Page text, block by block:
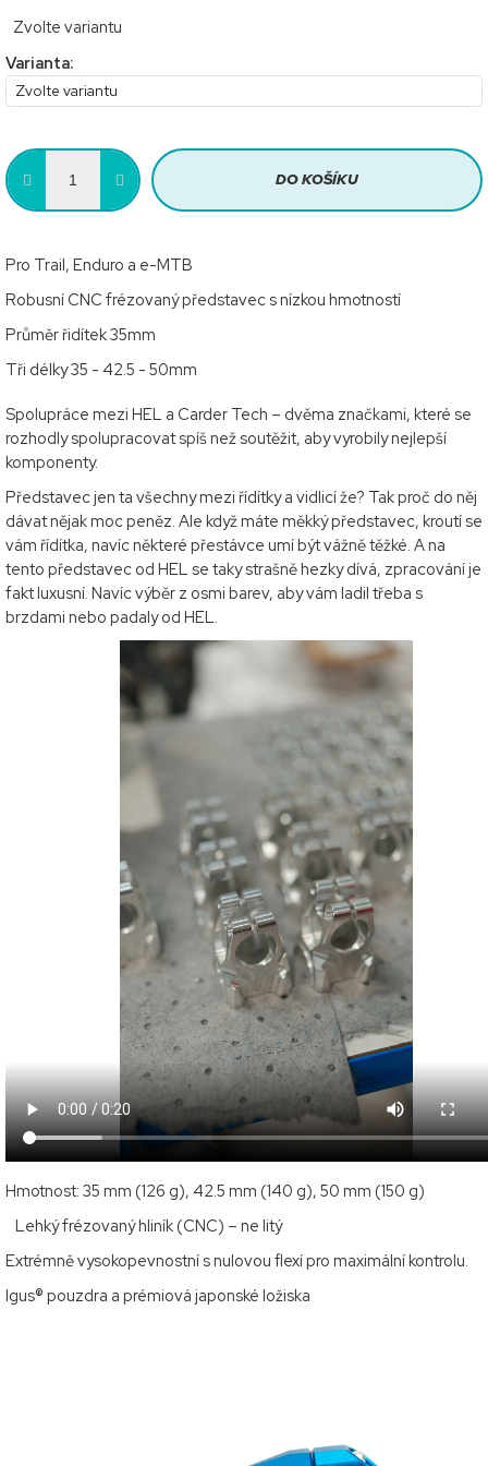
cena:
Zvolte variantu
Varianta:
DO KOŠÍKU
Pro Trail, Enduro a e-MTB
Robusní CNC frézovaný představec s nízkou hmotností
Průměr řidítek 35mm
Tři délky 35 - 42.5 - 50mm
Spolupráce mezi HEL a Carder Tech – dvěma značkami, které se
rozhodly spolupracovat spíš než soutěžit, aby vyrobily nejlepší
komponenty.
Představec jen ta všechny mezi řídítky a vidlicí že? Tak proč do něj
dávat nějak moc peněz. Ale když máte měkký představec, kroutí se
vám řídítka, navíc některé přestávce umí být vážně těžké. A na
tento představec od HEL se taky strašně hezky dívá, zpracování je
fakt luxusní. Navíc výběr z osmi barev, aby vám ladil třeba s
brzdami nebo padaly od HEL.
Hmotnost: 35 mm (126 g), 42.5 mm (140 g), 50 mm (150 g)
Lehký frézovaný hliník (CNC) – ne litý
Extrémně vysokopevnostní s nulovou flexí pro maximální kontrolu.
Igus® pouzdra a prémiová japonské ložiska